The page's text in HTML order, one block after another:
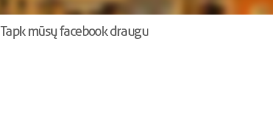
Tapk mūsų facebook draugu